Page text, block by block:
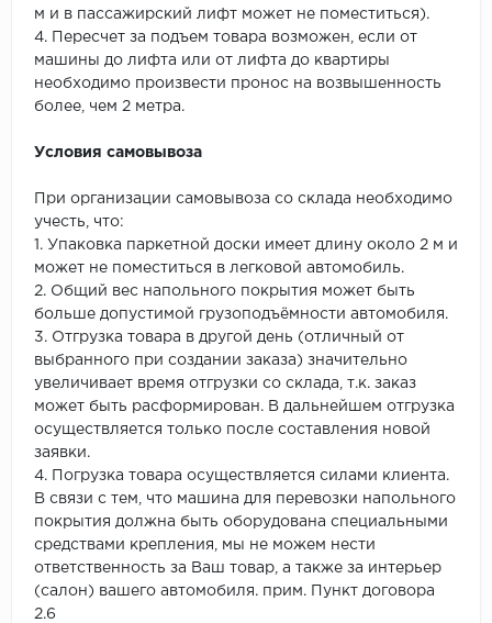
м и в пассажирский лифт может не поместиться).
4. Пересчет за подъем товара возможен, если от
машины до лифта или от лифта до квартиры
необходимо произвести пронос на возвышенность
более, чем 2 метра.
Условия самовывоза
При организации самовывоза со склада необходимо
учесть, что:
1. Упаковка паркетной доски имеет длину около 2 м и
может не поместиться в легковой автомобиль.
2. Общий вес напольного покрытия может быть
больше допустимой грузоподъёмности автомобиля.
3. Отгрузка товара в другой день (отличный от
выбранного при создании заказа) значительно
увеличивает время отгрузки со склада, т.к. заказ
может быть расформирован. В дальнейшем отгрузка
осуществляется только после составления новой
заявки.
4. Погрузка товара осуществляется силами клиента.
В связи с тем, что машина для перевозки напольного
покрытия должна быть оборудована специальными
средствами крепления, мы не можем нести
ответственность за Ваш товар, а также за интерьер
(салон) вашего автомобиля. прим. Пункт договора
2.6